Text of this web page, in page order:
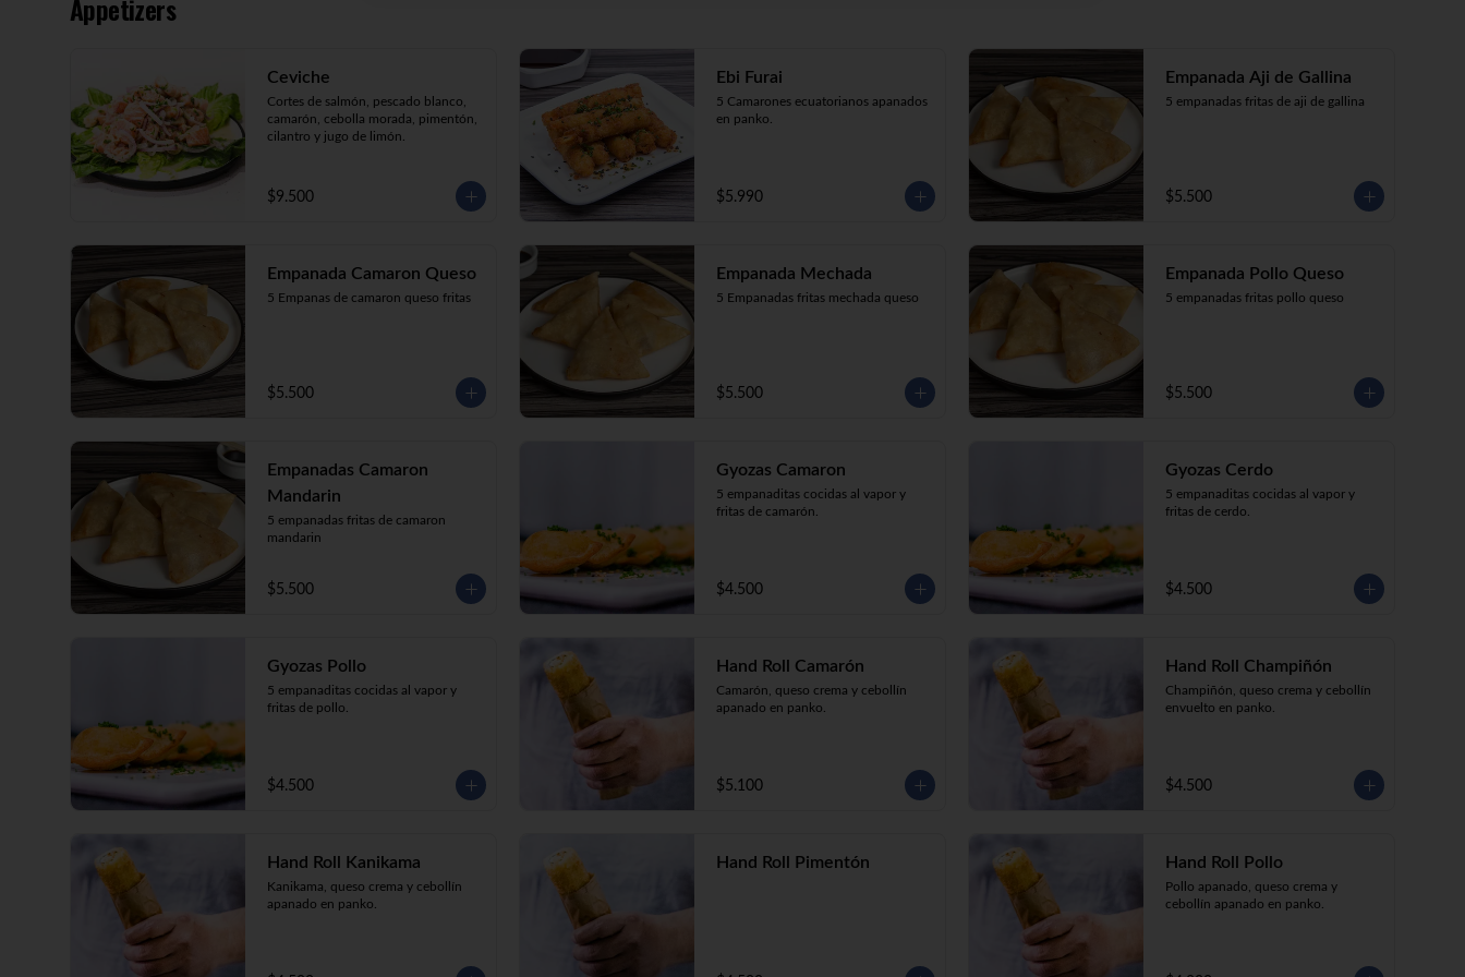
crema, cebollín apanado en panko
Katsu Roll (10) Pollo, queso crema,
cebollín, apanado en panko.
Appetizers
Ceviche
Cortes de salmón, pescado blanco,
camarón, cebolla morada, pimentón,
cilantro y jugo de limón.
$9.500
Ebi Furai
5 Camarones ecuatorianos apanados
en panko.
$5.990
Empanada Aji de Gallina
5 empanadas fritas de aji de gallina
$5.500
Empanada Camaron Queso
5 Empanas de camaron queso fritas
$5.500
Empanada Mechada
5 Empanadas fritas mechada queso
$5.500
Empanada Pollo Queso
5 empanadas fritas pollo queso
$5.500
Empanadas Camaron
Mandarin
5 empanadas fritas de camaron
mandarin
$5.500
Gyozas Camaron
5 empanaditas cocidas al vapor y
fritas de camarón.
$4.500
Gyozas Cerdo
5 empanaditas cocidas al vapor y
fritas de cerdo.
$4.500
Gyozas Pollo
5 empanaditas cocidas al vapor y
fritas de pollo.
$4.500
Hand Roll Camarón
Camarón, queso crema y cebollín
apanado en panko.
$5.100
Hand Roll Champiñón
Champiñón, queso crema y cebollín
envuelto en panko.
$4.500
Hand Roll Kanikama
Kanikama, queso crema y cebollín
apanado en panko.
Hand Roll Pimentón Hand Roll Pollo
Pollo apanado, queso crema y
cebollín apanado en panko.